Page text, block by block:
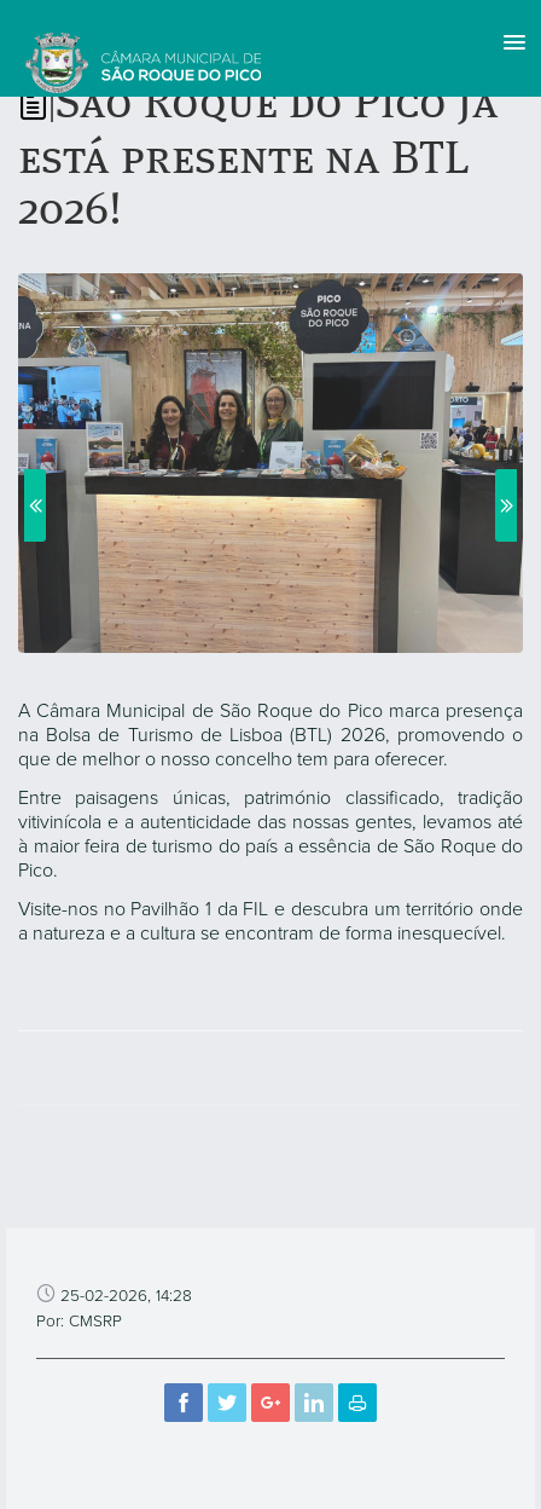
São Roque do Pico já
está presente na BTL
2026!
A Câmara Municipal de São Roque do Pico marca presença
na Bolsa de Turismo de Lisboa (BTL) 2026, promovendo o
que de melhor o nosso concelho tem para oferecer.
Entre paisagens únicas, património classificado, tradição
vitivinícola e a autenticidade das nossas gentes, levamos até
à maior feira de turismo do país a essência de São Roque do
Pico.
Visite-nos no Pavilhão 1 da FIL e descubra um território onde
a natureza e a cultura se encontram de forma inesquecível.
25-02-2026, 14:28
Por: CMSRP